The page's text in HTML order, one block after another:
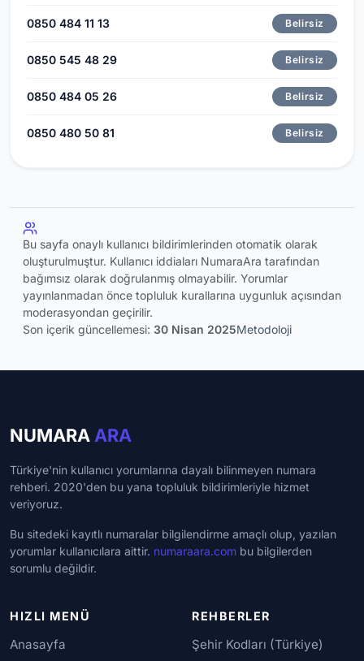
0850 484 11 13 Belirsiz
0850 545 48 29 Belirsiz
0850 484 05 26 Belirsiz
0850 480 50 81 Belirsiz
Bu sayfa onaylı kullanıcı bildirimlerinden otomatik olarak
oluşturulmuştur. Kullanıcı iddiaları NumaraAra tarafından
bağımsız olarak doğrulanmış olmayabilir. Yorumlar
yayınlanmadan önce topluluk kurallarına uygunluk açısından
moderasyondan geçirilir.
Son içerik güncellemesi: 30 Nisan 2025Metodoloji
NUMARA ARA
Türkiye'nin kullanıcı yorumlarına dayalı bilinmeyen numara
rehberi. 2020'den bu yana topluluk bildirimleriyle hizmet
veriyoruz.
Bu sitedeki kayıtlı numaralar bilgilendirme amaçlı olup, yazılan
yorumlar kullanıcılara aittir. numaraara.com bu bilgilerden
sorumlu değildir.
HIZLI MENÜ
Anasayfa
REHBERLER
Şehir Kodları (Türkiye)